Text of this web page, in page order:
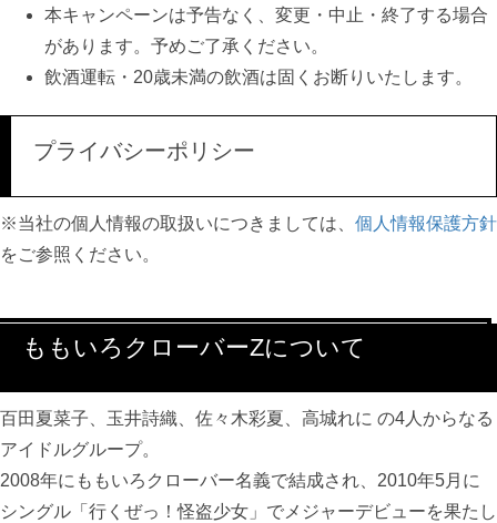
本キャンペーンは予告なく、変更・中止・終了する場合
があります。予めご了承ください。
飲酒運転・20歳未満の飲酒は固くお断りいたします。
プライバシーポリシー
※当社の個人情報の取扱いにつきましては、 個人情報保護方針
をご参照ください。
ももいろクローバーZについて
百田夏菜子、玉井詩織、佐々木彩夏、高城れに の4人からなる
アイドルグループ。
2008年にももいろクローバー名義で結成され、2010年5月に
シングル「行くぜっ！怪盗少女」でメジャーデビューを果たし